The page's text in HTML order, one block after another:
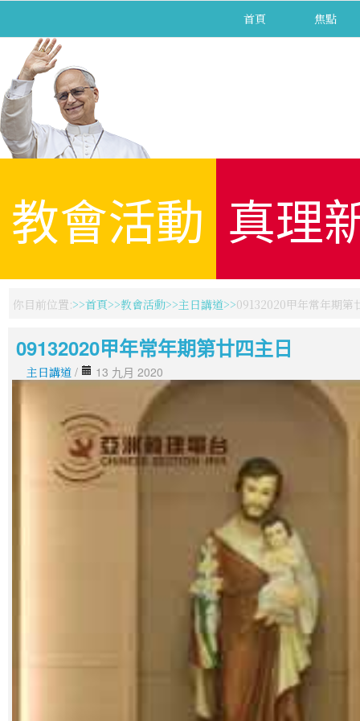
首頁 焦點
教會活動 真理
你目前位置: 首頁 教會活動 主日講道 09132020甲年常年期第
09132020甲年常年期第廿四主日
主日講道 / 13 九月 2020